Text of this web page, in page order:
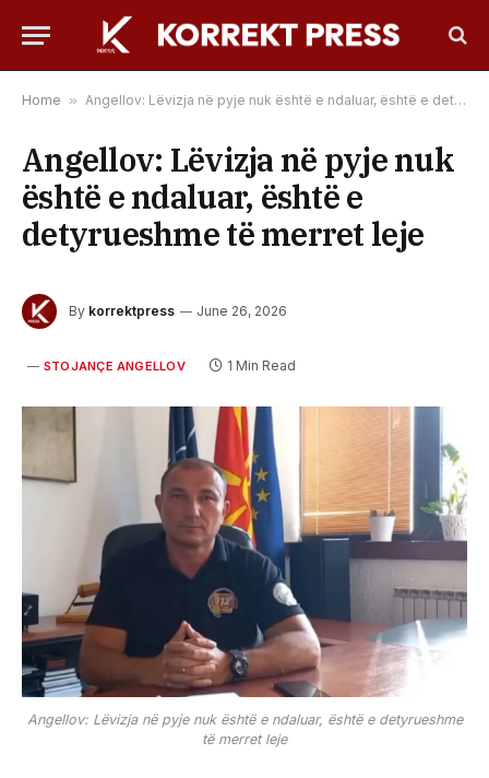
Home » Angellov: Lëvizja në pyje nuk është e ndaluar, është e detyrueshme të merret leje
Angellov: Lëvizja në pyje nuk
është e ndaluar, është e
detyrueshme të merret leje
By korrektpress June 26, 2026
STOJANÇE ANGELLOV 1 Min Read
Angellov: Lëvizja në pyje nuk është e ndaluar, është e detyrueshme
të merret leje